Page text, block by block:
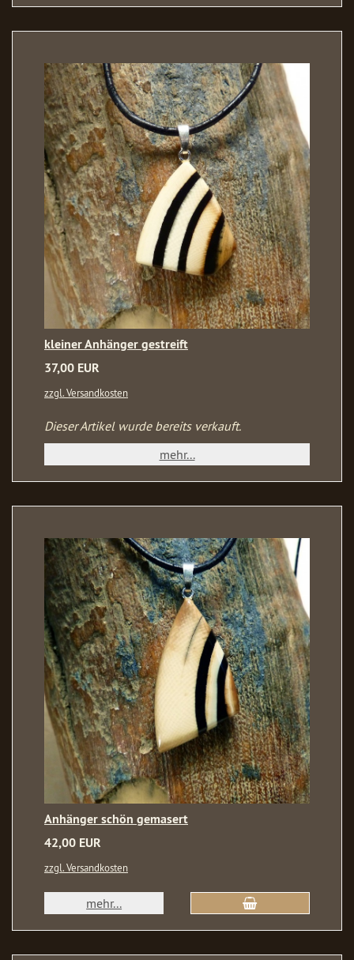
kleiner Anhänger gestreift
37,00 EUR
zzgl. Versandkosten
Dieser Artikel wurde bereits verkauft.
mehr...
Anhänger schön gemasert
42,00 EUR
zzgl. Versandkosten
mehr...